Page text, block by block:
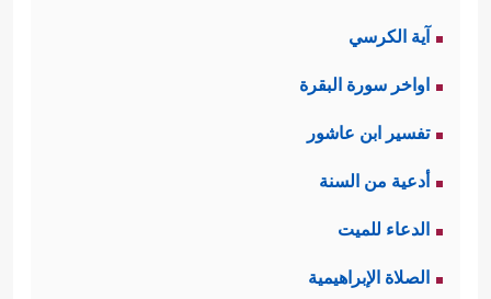
آية الكرسي
اواخر سورة البقرة
تفسير ابن عاشور
أدعية من السنة
الدعاء للميت
الصلاة الإبراهيمية